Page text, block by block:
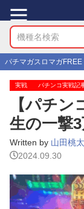
パチマガスロマガFREE
実戦 パチンコ実戦記
【パチ
生の一撃
Written by 山田桃
2024.09.30